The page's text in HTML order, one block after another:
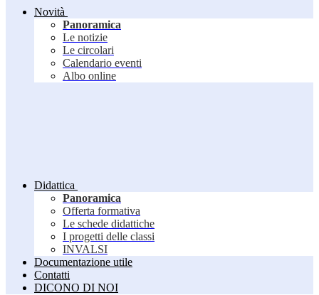
Novità
Panoramica
Le notizie
Le circolari
Calendario eventi
Albo online
Didattica
Panoramica
Offerta formativa
Le schede didattiche
I progetti delle classi
INVALSI
Documentazione utile
Contatti
DICONO DI NOI